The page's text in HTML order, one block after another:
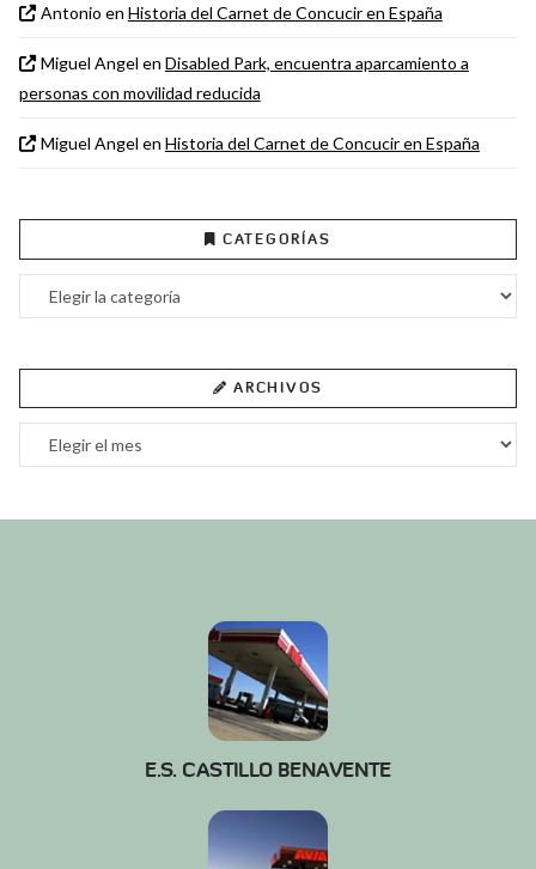
Antonio en Historia del Carnet de Concucir en España
Miguel Angel en Disabled Park, encuentra aparcamiento a
personas con movilidad reducida
Miguel Angel en Historia del Carnet de Concucir en España
CATEGORÍAS
Categorías
ARCHIVOS
Archivos
E.S. CASTILLO BENAVENTE